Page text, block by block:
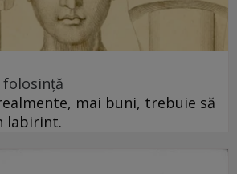
mai buni, trebuie să
labirint.